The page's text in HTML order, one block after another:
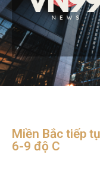
Miền Bắc tiếp
6-9 độ C